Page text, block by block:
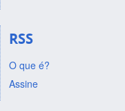
RSS
O que é?
Assine